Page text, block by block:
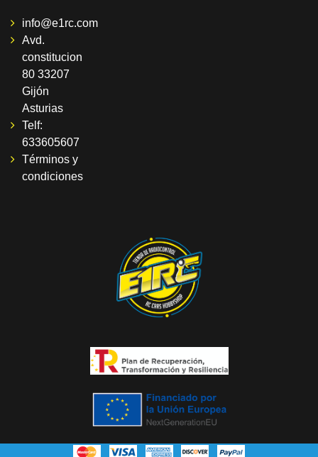
info@e1rc.com
Avd.
constitucion
80 33207
Gijón
Asturias
Telf:
633605607
Términos y
condiciones